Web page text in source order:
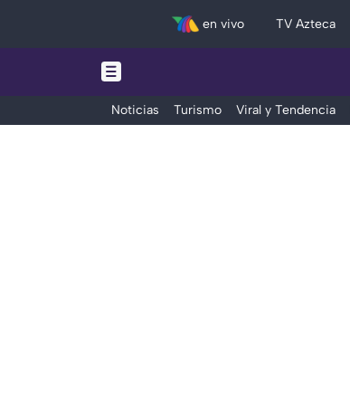
en vivo TV Azteca
Noticias Turismo Viral y Tendencia